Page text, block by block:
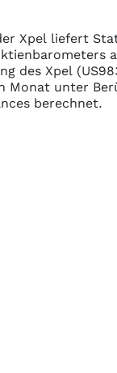
Xpel liefert
des Xpel
Monat unter
berechnet.